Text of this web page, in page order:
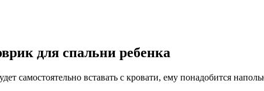
для спальни ребенка
самостоятельно вставать с кровати, ему понадобится